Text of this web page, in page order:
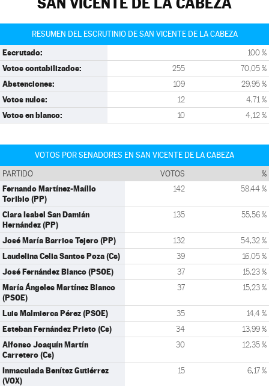
RESUMEN DEL ESCRUTINIO DE SAN VICENTE DE LA CABEZA
Escrutado: 100 %
Votos contabilizados: 255 70,05 %
Abstenciones: 109 29,95 %
Votos nulos: 12 4,71 %
Votos en blanco: 10 4,12 %
VOTOS POR SENADORES EN SAN VICENTE DE LA CABEZA
PARTIDO VOTOS %
Fernando Martínez-Maíllo
Toribio (PP)
142 58,44 %
Clara Isabel San Damián
Hernández (PP)
135 55,56 %
José María Barrios Tejero (PP) 132 54,32 %
Laudelina Celia Santos Poza (Cs) 39 16,05 %
José Fernández Blanco (PSOE) 37 15,23 %
María Ángeles Martínez Blanco
(PSOE)
37 15,23 %
Luis Malmierca Pérez (PSOE) 35 14,4 %
Esteban Fernández Prieto (Cs) 34 13,99 %
Alfonso Joaquín Martín
Carretero (Cs)
30 12,35 %
Inmaculada Benítez Gutiérrez
(VOX)
15 6,17 %